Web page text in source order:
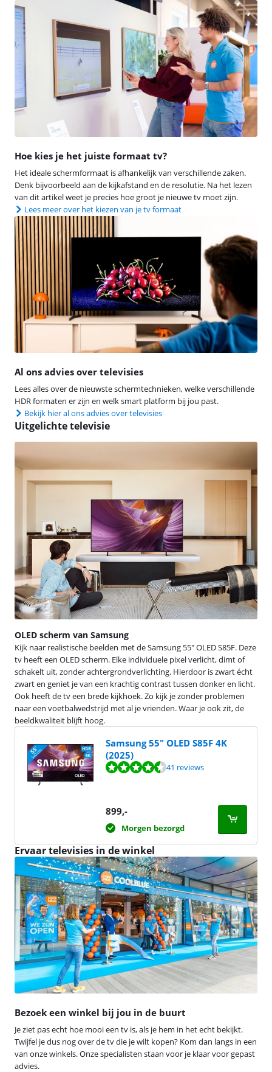
Hoe kies je het juiste formaat tv?
Het ideale schermformaat is afhankelijk van verschillende zaken.
Denk bijvoorbeeld aan de kijkafstand en de resolutie. Na het lezen
van dit artikel weet je precies hoe groot je nieuwe tv moet zijn.
Lees meer over het kiezen van je tv formaat
Al ons advies over televisies
Lees alles over de nieuwste schermtechnieken, welke verschillende
HDR formaten er zijn en welk smart platform bij jou past.
Bekijk hier al ons advies over televisies
Uitgelichte televisie
OLED scherm van Samsung
Kijk naar realistische beelden met de Samsung 55" OLED S85F. Deze
tv heeft een OLED scherm. Elke individuele pixel verlicht, dimt of
schakelt uit, zonder achtergrondverlichting. Hierdoor is zwart écht
zwart en geniet je van een krachtig contrast tussen donker en licht.
Ook heeft de tv een brede kijkhoek. Zo kijk je zonder problemen
naar een voetbalwedstrijd met al je vrienden. Waar je ook zit, de
beeldkwaliteit blijft hoog.
Samsung 55" OLED S85F 4K
(2025)
Beoordeling is 9,4 van de 10, gebaseerd op 41 reviews.
41 reviews
899,-
Morgen bezorgd
Ervaar televisies in de winkel
Bezoek een winkel bij jou in de buurt
Je ziet pas echt hoe mooi een tv is, als je hem in het echt bekijkt.
Twijfel je dus nog over de tv die je wilt kopen? Kom dan langs in een
van onze winkels. Onze specialisten staan voor je klaar voor gepast
advies.